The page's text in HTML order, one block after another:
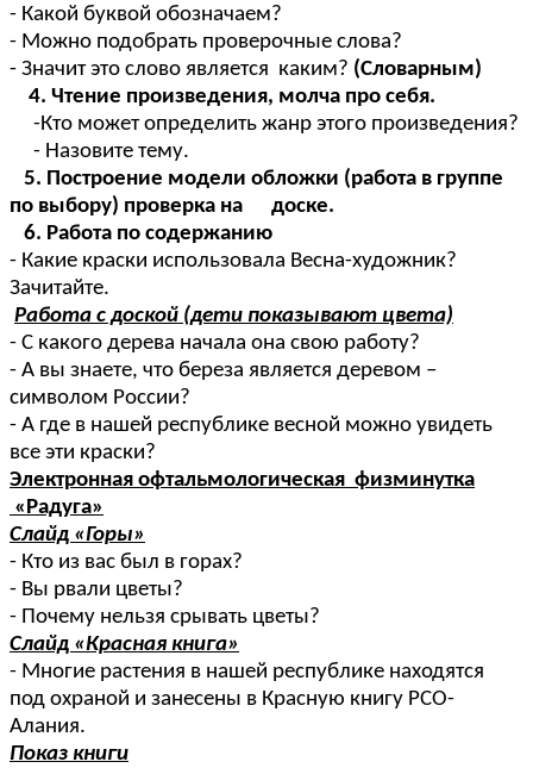
- Какой буквой обозначаем?
- Можно подобрать проверочные слова?
- Значит это слово является каким? (Словарным)
4. Чтение произведения, молча про себя.
-Кто может определить жанр этого произведения?
- Назовите тему.
5. Построение модели обложки (работа в группе
по выбору) проверка на доске.
6. Работа по содержанию
- Какие краски использовала Весна-художник?
Зачитайте.
Работа с доской (дети показывают цвета)
- С какого дерева начала она свою работу?
- А вы знаете, что береза является деревом –
символом России?
- А где в нашей республике весной можно увидеть
все эти краски?
Электронная офтальмологическая физминутка
«Радуга»
Слайд «Горы»
- Кто из вас был в горах?
- Вы рвали цветы?
- Почему нельзя срывать цветы?
Слайд «Красная книга»
- Многие растения в нашей республике находятся
под охраной и занесены в Красную книгу РСО-
Алания.
Показ книги